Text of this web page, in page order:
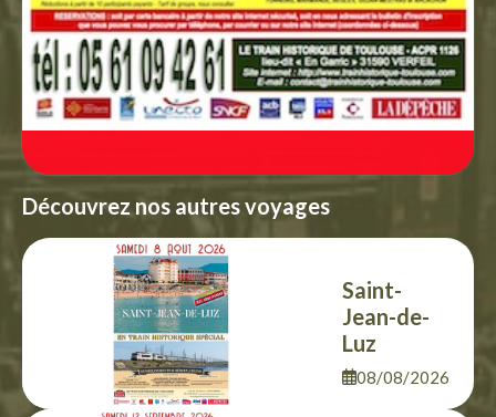
Découvrez nos autres voyages
Saint-
Jean-de-
Luz
08/08/2026